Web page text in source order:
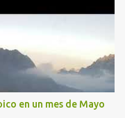
en un mes de Mayo